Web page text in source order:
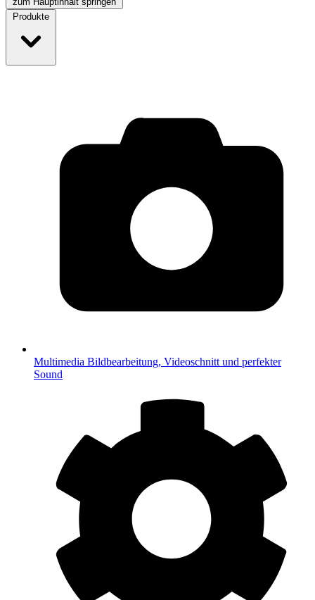
Produkte
Multimedia Bildbearbeitung, Videoschnitt und perfekter
Sound